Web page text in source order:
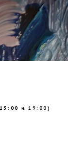
и 19:00)